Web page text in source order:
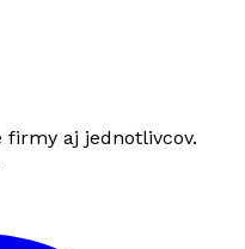
aj jednotlivcov.